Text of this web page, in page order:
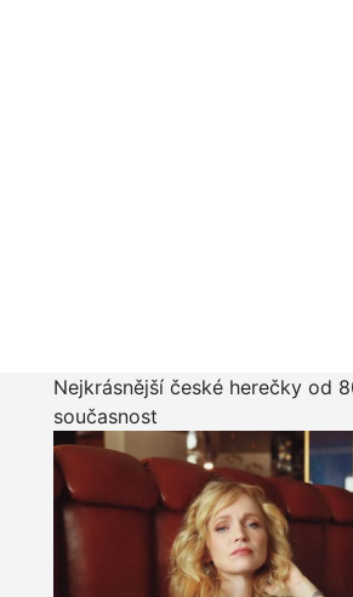
Nejkrásnější české herečky od
současnost